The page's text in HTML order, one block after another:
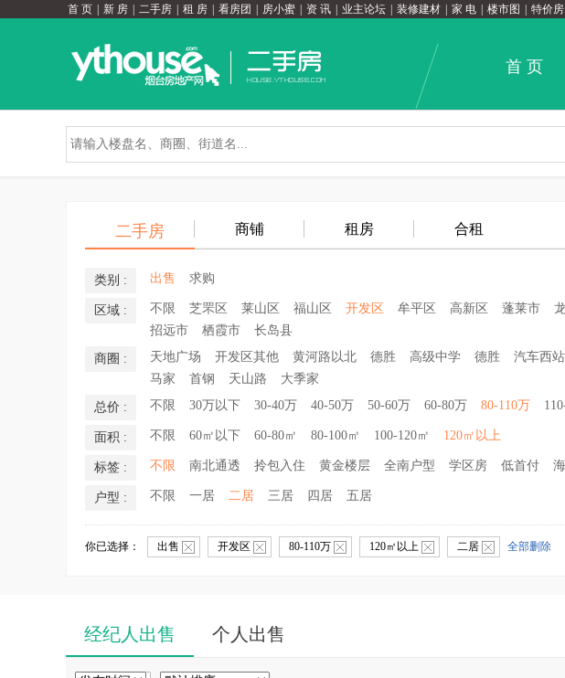
首 页 新 房 二手房 租 房 看房团 房小蜜 资 讯 业主论坛 装修建材 家 电 楼市图 特价房
首 页
二手房 商铺 租房 合租
类别 : 出售 求购
区域 : 不限 芝罘区 莱山区 福山区 开发区 牟平区 高新区 蓬莱市
招远市
栖霞市 长岛县
商圈 : 天地广场 开发区其他 黄河路以北 德胜 高级中学 德胜 汽车西站
马家
首钢 天山路 大季家
总价 : 不限 30万以下 30-40万 40-50万 50-60万 60-80万 80-110万
面积 : 不限 60㎡以下 60-80㎡ 80-100㎡ 100-120㎡ 120㎡以上
标签 : 不限 南北通透 拎包入住 黄金楼层 全南户型 学区房 低首付
户型 : 不限 一居 二居 三居 四居 五居
你已选择： 出售 开发区 80-110万 120㎡以上 二居 全部删除
经纪人出售 个人出售